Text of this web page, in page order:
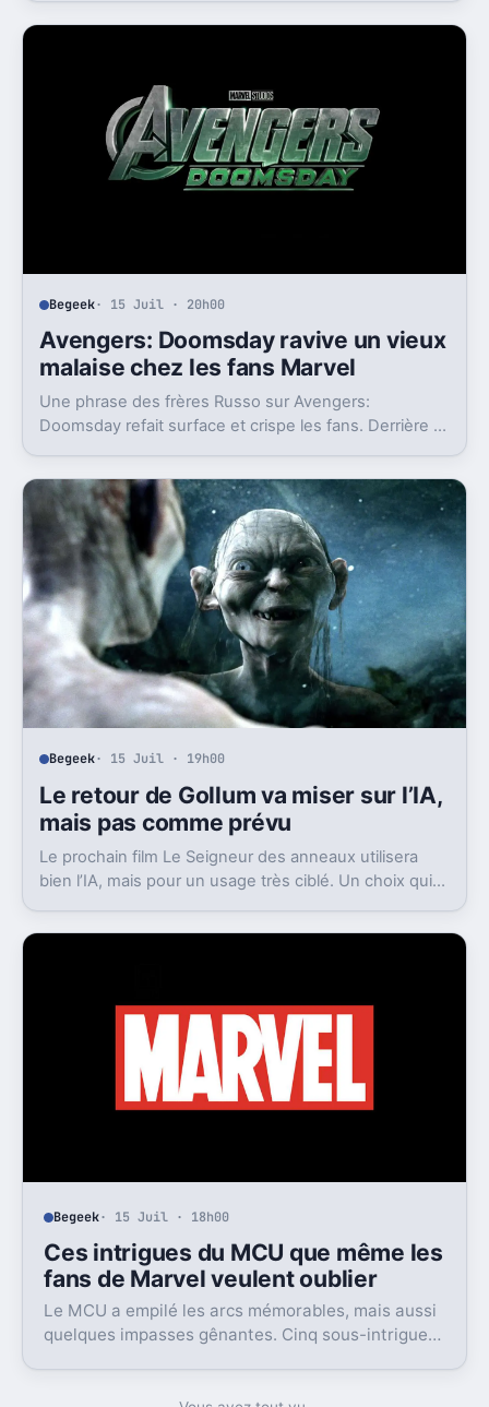
Begeek· 15 Juil · 20h00
Avengers: Doomsday ravive un vieux
malaise chez les fans Marvel
Une phrase des frères Russo sur Avengers:
Doomsday refait surface et crispe les fans. Derrière la
Begeek· 15 Juil · 19h00
Le retour de Gollum va miser sur l’IA,
mais pas comme prévu
Le prochain film Le Seigneur des anneaux utilisera
bien l’IA, mais pour un usage très ciblé. Un choix qui
Begeek· 15 Juil · 18h00
Ces intrigues du MCU que même les
fans de Marvel veulent oublier
Le MCU a empilé les arcs mémorables, mais aussi
quelques impasses gênantes. Cinq sous-intrigues